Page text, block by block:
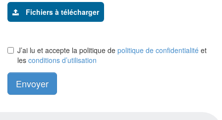
Fichiers à télécharger
J’ai lu et accepte la politique de politique de confidentialité et
les conditions d’utilisation
Envoyer